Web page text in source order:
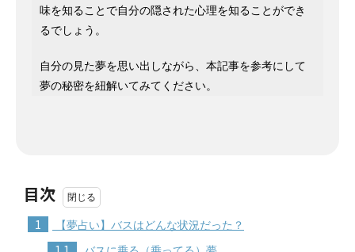
味を知ることで自分の隠された心理を知ることができ
るでしょう。
自分の見た夢を思い出しながら、本記事を参考にして
夢の秘密を紐解いてみてください。
目次
1 【夢占い】バスはどんな状況だった？